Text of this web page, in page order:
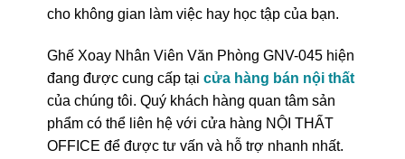
cho không gian làm việc hay học tập của bạn.
Ghế Xoay Nhân Viên Văn Phòng GNV-045 hiện
đang được cung cấp tại cửa hàng bán nội thất
của chúng tôi. Quý khách hàng quan tâm sản
phẩm có thể liên hệ với cửa hàng NỘI THẤT
OFFICE để được tư vấn và hỗ trợ nhanh nhất.